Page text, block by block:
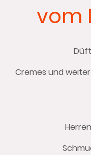
vom
Cremes und